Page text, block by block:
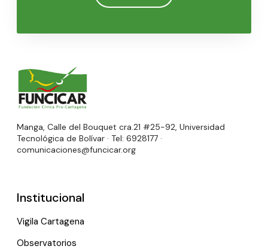
Manga, Calle del Bouquet cra.21 #25-92, Universidad
Tecnológica de Bolívar · Tel: 6928177 ·
comunicaciones@funcicar.org
Institucional
Vigila Cartagena
Observatorios